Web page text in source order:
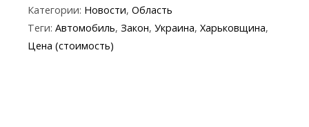
e
b
itt
er
e
gr
er at
s
y t ai
Категории: Новости, Область
Теги: Автомобиль, Закон, Украина, Харьковщина,
Цена (стоимость)